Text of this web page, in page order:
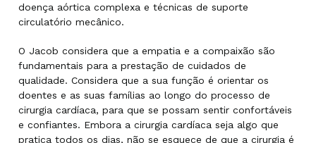
doença aórtica complexa e técnicas de suporte
circulatório mecânico.
O Jacob considera que a empatia e a compaixão são
fundamentais para a prestação de cuidados de
qualidade. Considera que a sua função é orientar os
doentes e as suas famílias ao longo do processo de
cirurgia cardíaca, para que se possam sentir confortáveis
e confiantes. Embora a cirurgia cardíaca seja algo que
pratica todos os dias, não se esquece de que a cirurgia é